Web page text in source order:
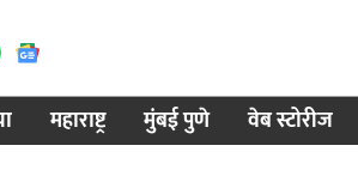
महाराष्ट्र मुंबई पुणे वेब स्टोरीज